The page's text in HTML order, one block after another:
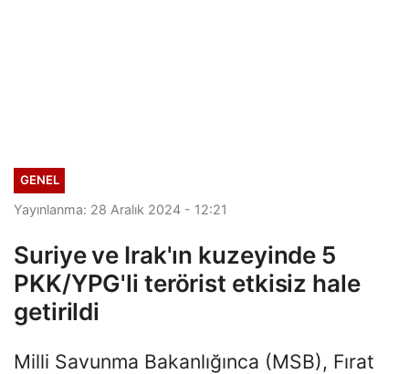
GENEL
Yayınlanma: 28 Aralık 2024 - 12:21
Suriye ve Irak'ın kuzeyinde 5
PKK/YPG'li terörist etkisiz hale
getirildi
Milli Savunma Bakanlığınca (MSB), Fırat